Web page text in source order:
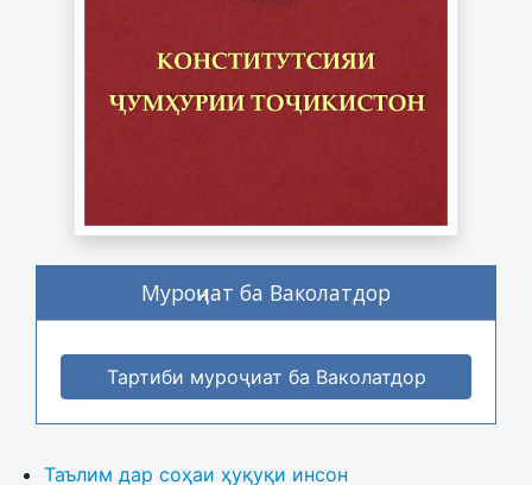
Муроҷиат ба Ваколатдор
Тартиби муроҷиат ба Ваколатдор
Таълим дар соҳаи ҳуқуқи инсон